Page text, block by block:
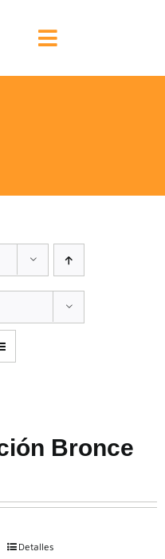
Toggle
Navigation
Bronce
Detalles